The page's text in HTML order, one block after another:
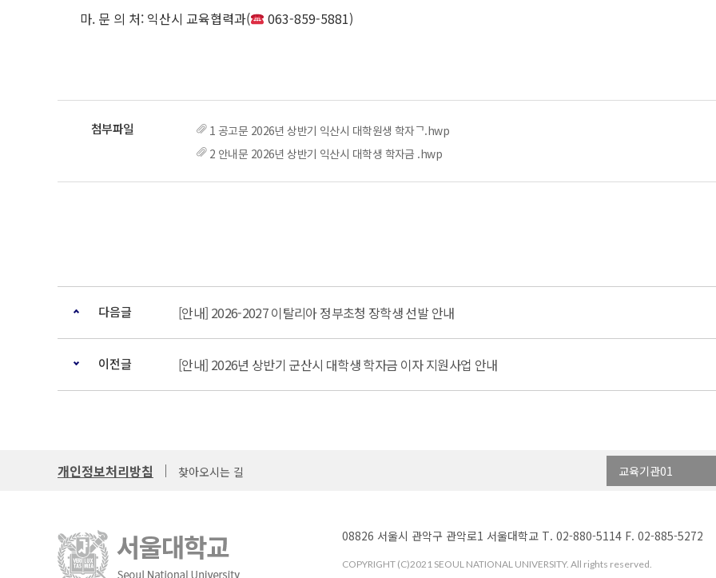
마. 문 의 처: 익산시 교육협력과(
063-859-5881)
1 공고문 2026년 상반기 익산시 대학원생 학자ᄀ.hwp
2 안내문 2026년 상반기 익산시 대학생 학자금 .hwp
다음글 [안내] 2026-2027 이탈리아 정부초청 장학생 선발 안내
이전글 [안내] 2026년 상반기 군산시 대학생 학자금 이자 지원사업 안내
개인정보처리방침 찾아오시는 길 교육기관01
08826 서울시 관악구 관악로1 서울대학교 T. 02-880-5114 F. 02-885-5272
COPYRIGHT (C)2021 SEOUL NATIONAL UNIVERSITY. All rights reserved.